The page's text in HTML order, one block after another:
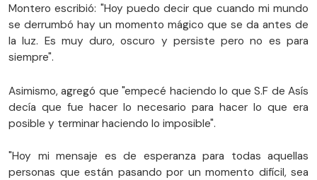
Montero escribió: "Hoy puedo decir que cuando mi mundo
se derrumbó hay un momento mágico que se da antes de
la luz. Es muy duro, oscuro y persiste pero no es para
siempre".
Asimismo, agregó que "empecé haciendo lo que S.F de Asís
decía que fue hacer lo necesario para hacer lo que era
posible y terminar haciendo lo imposible".
"Hoy mi mensaje es de esperanza para todas aquellas
personas que están pasando por un momento difícil, sea